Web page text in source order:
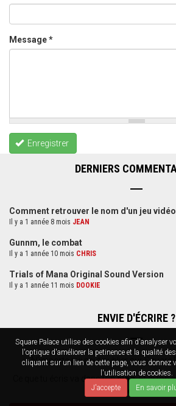
Square Palace utilise des cookies afin d'analyser
l'optique d'améliorer la petinence et la qualité
cliquant sur un lien de cette page, vous donnez
l'utilisation de cookies.
J'accepte
En savoir
Message*
Enregistrer
DERNIERS
Comment retrouver le nom d'un jeu
Il y a 1 année 8 mois JEAN
Gunnm, le combat
Il y a 1 année 10 mois CHRIS
Trials of Mana Original Sound Version
Il y a 1 année 11 mois DOOKIE
ENVIE D'ÉCRIRE ?
N'importe qui peut publier sur Square
Ce que tu écris va dans tonblog. Et si ton
Sélection SP.